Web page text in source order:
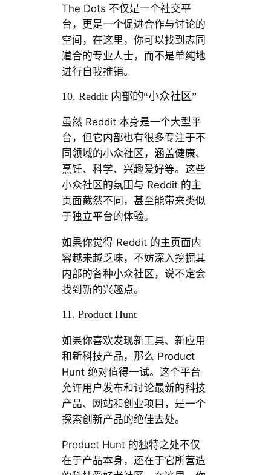
The Dots 不仅是一个社交平
台，更是一个促进合作与讨论的
空间，在这里，你可以找到志同
道合的专业人士，而不是单纯地
进行自我推销。
10. Reddit 内部的“小众社区”
虽然 Reddit 本身是一个大型平
台，但它内部也有很多专注于不
同领域的小众社区，涵盖健康、
烹饪、科学、兴趣爱好等。这些
小众社区的氛围与 Reddit 的主
页面截然不同，甚至能带来类似
于独立平台的体验。
如果你觉得 Reddit 的主页面内
容越来越乏味，不妨深入挖掘其
内部的各种小众社区，说不定会
找到新的兴趣点。
11. Product Hunt
如果你喜欢发现新工具、新应用
和新科技产品，那么 Product
Hunt 绝对值得一试。这个平台
允许用户发布和讨论最新的科技
产品、网站和创业项目，是一个
探索创新产品的绝佳去处。
Product Hunt 的独特之处不仅
在于产品本身，还在于它所营造